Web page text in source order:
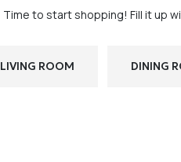
Time to start shopping! Fill it up
LIVING ROOM DINING